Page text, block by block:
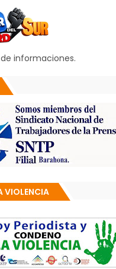
informaciones.
VIOLENCIA